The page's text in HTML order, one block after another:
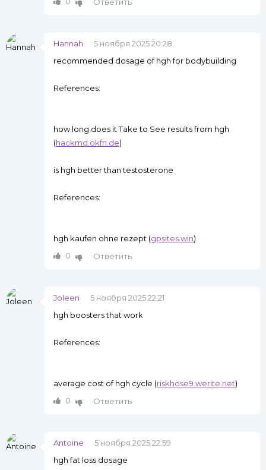
Hannah
5 ноября 2025 20:28
recommended dosage of hgh for bodybuilding
References:
how long does it Take to See results from hgh
(hackmd.okfn.de)
is hgh better than testosterone
References:
hgh kaufen ohne rezept (gpsites.win)
0
Ответить
Joleen
5 ноября 2025 22:21
hgh boosters that work
References:
average cost of hgh cycle (riskhose9.werite.net)
0
Ответить
Antoine
5 ноября 2025 22:59
hgh fat loss dosage